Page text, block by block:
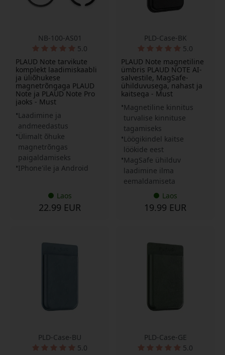
NB-100-AS01
5.0
PLAUD Note tarvikute
komplekt laadimiskaabli
ja üliõhukese
magnetrõngaga PLAUD
Note ja PLAUD Note Pro
jaoks - Must
Laadimine ja
andmeedastus
Ülimalt õhuke
magnetrõngas
paigaldamiseks
IPhone'ile ja Android
Laos
22.99 EUR
PLD-Case-BK
5.0
PLAUD Note magnetiline
ümbris PLAUD NOTE AI-
salvestile, MagSafe-
ühilduvusega, nahast ja
kaitsega - Must
Magnetiline kinnitus
turvalise kinnituse
tagamiseks
Löögikindel kaitse
löökide eest
MagSafe ühilduv
laadimine ilma
eemaldamiseta
Laos
19.99 EUR
PLD-Case-BU
5.0
PLD-Case-GE
5.0